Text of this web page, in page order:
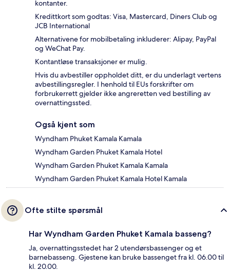
kontanter.
Kredittkort som godtas: Visa, Mastercard, Diners Club og
JCB International
Alternativene for mobilbetaling inkluderer: Alipay, PayPal
og WeChat Pay.
Kontantløse transaksjoner er mulig.
Hvis du avbestiller oppholdet ditt, er du underlagt vertens
avbestillingsregler. I henhold til EUs forskrifter om
forbrukerrett gjelder ikke angreretten ved bestilling av
overnattingssted.
Også kjent som
Wyndham Phuket Kamala Kamala
Wyndham Garden Phuket Kamala Hotel
Wyndham Garden Phuket Kamala Kamala
Wyndham Garden Phuket Kamala Hotel Kamala
Ofte stilte spørsmål
Har Wyndham Garden Phuket Kamala basseng?
Ja, overnattingsstedet har 2 utendørsbassenger og et
barnebasseng. Gjestene kan bruke bassenget fra kl. 06.00 til
kl. 20.00.